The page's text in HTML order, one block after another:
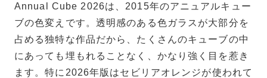
Annual Cube 2026は、2015年のアニュアルキュー
ブの色変えです。透明感のある色ガラスが大部分を
占める独特な作品だから、たくさんのキューブの中
にあっても埋もれることなく、かなり強く目を惹き
ます。特に2026年版はセビリアオレンジが使われて